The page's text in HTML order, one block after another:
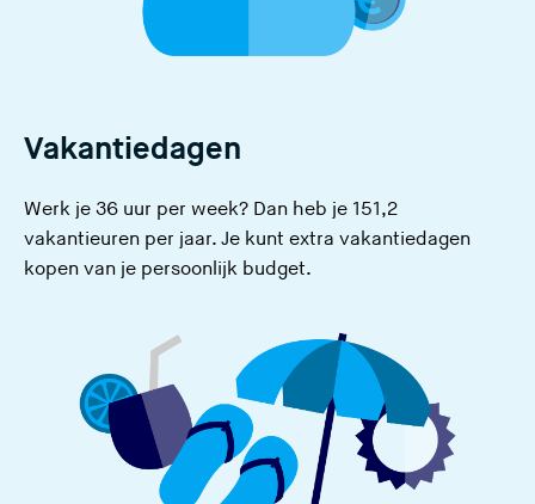
Vakantiedagen
Werk je 36 uur per week? Dan heb je 151,2
vakantieuren per jaar. Je kunt extra vakantiedagen
kopen van je persoonlijk budget.